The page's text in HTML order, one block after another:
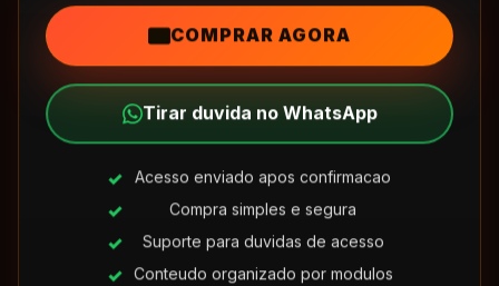
COMPRAR AGORA
Tirar duvida no WhatsApp
Acesso enviado apos confirmacao
Compra simples e segura
Suporte para duvidas de acesso
Conteudo organizado por modulos